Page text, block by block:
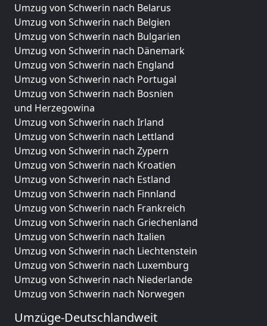
Umzug von Schwerin nach Belarus
Umzug von Schwerin nach Belgien
Umzug von Schwerin nach Bulgarien
Umzug von Schwerin nach Dänemark
Umzug von Schwerin nach England
Umzug von Schwerin nach Portugal
Umzug von Schwerin nach Bosnien
und Herzegowina
Umzug von Schwerin nach Irland
Umzug von Schwerin nach Lettland
Umzug von Schwerin nach Zypern
Umzug von Schwerin nach Kroatien
Umzug von Schwerin nach Estland
Umzug von Schwerin nach Finnland
Umzug von Schwerin nach Frankreich
Umzug von Schwerin nach Griechenland
Umzug von Schwerin nach Italien
Umzug von Schwerin nach Liechtenstein
Umzug von Schwerin nach Luxemburg
Umzug von Schwerin nach Niederlande
Umzug von Schwerin nach Norwegen
Umzüge-Deutschlandweit